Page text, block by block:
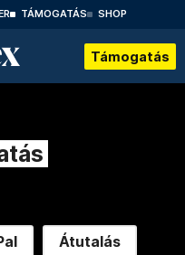
TÁMOGATÁS SHOP
Támogatás
Átutalás